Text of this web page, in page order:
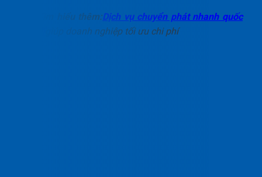
Tìm hiểu thêm:Dịch vụ chuyển phát nhanh quốc
giúp doanh nghiệp tối ưu chi phí